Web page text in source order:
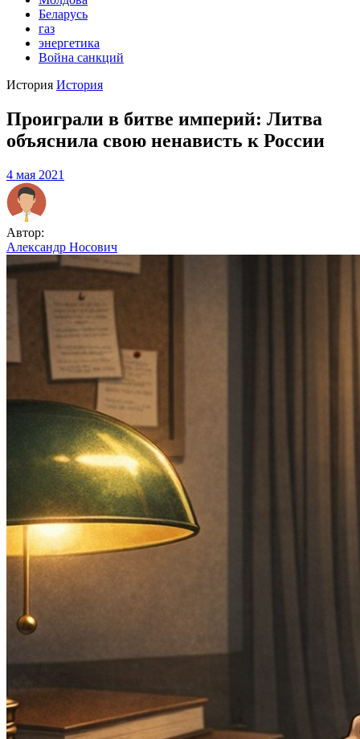
Беларусь
газ
энергетика
Война санкций
История История
Проиграли в битве империй: Литва
объяснила свою ненависть к России
4 мая 2021
Автор:
Александр Носович